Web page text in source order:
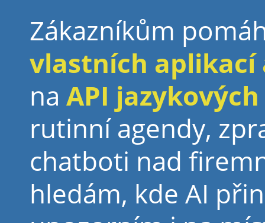
Zákazníkům
vlastních aplikací
na API
rutinní agendy,
chatboti nad
hledám, kde AI